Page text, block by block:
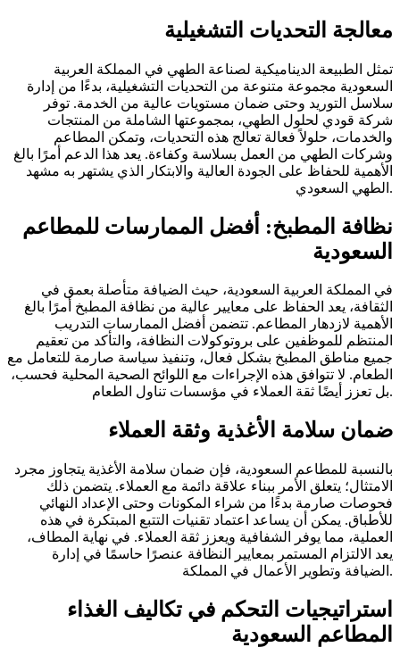
معالجة التحديات التشغيلية
تمثل الطبيعة الديناميكية لصناعة الطهي في المملكة العربية
السعودية مجموعة متنوعة من التحديات التشغيلية، بدءًا من إدارة
سلاسل التوريد وحتى ضمان مستويات عالية من الخدمة. توفر
شركة قودي لحلول الطهي، بمجموعتها الشاملة من المنتجات
والخدمات، حلولاً فعالة تعالج هذه التحديات، وتمكن المطاعم
وشركات الطهي من العمل بسلاسة وكفاءة. يعد هذا الدعم أمرًا بالغ
الأهمية للحفاظ على الجودة العالية والابتكار الذي يشتهر به مشهد
الطهي السعودي.
نظافة المطبخ: أفضل الممارسات للمطاعم
السعودية
في المملكة العربية السعودية، حيث الضيافة متأصلة بعمق في
الثقافة، يعد الحفاظ على معايير عالية من نظافة المطبخ أمرًا بالغ
الأهمية لازدهار المطاعم. تتضمن أفضل الممارسات التدريب
المنتظم للموظفين على بروتوكولات النظافة، والتأكد من تعقيم
جميع مناطق المطبخ بشكل فعال، وتنفيذ سياسة صارمة للتعامل مع
الطعام. لا تتوافق هذه الإجراءات مع اللوائح الصحية المحلية فحسب،
بل تعزز أيضًا ثقة العملاء في مؤسسات تناول الطعام.
ضمان سلامة الأغذية وثقة العملاء
بالنسبة للمطاعم السعودية، فإن ضمان سلامة الأغذية يتجاوز مجرد
الامتثال؛ يتعلق الأمر ببناء علاقة دائمة مع العملاء. يتضمن ذلك
فحوصات صارمة بدءًا من شراء المكونات وحتى الإعداد النهائي
للأطباق. يمكن أن يساعد اعتماد تقنيات التتبع المبتكرة في هذه
العملية، مما يوفر الشفافية ويعزز ثقة العملاء. في نهاية المطاف،
يعد الالتزام المستمر بمعايير النظافة عنصرًا حاسمًا في إدارة
الضيافة وتطوير الأعمال في المملكة.
استراتيجيات التحكم في تكاليف الغذاء
المطاعم السعودية